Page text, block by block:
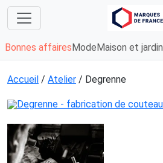
Bonnes affaires Mode Maison et jardin
Accueil / Atelier / Degrenne